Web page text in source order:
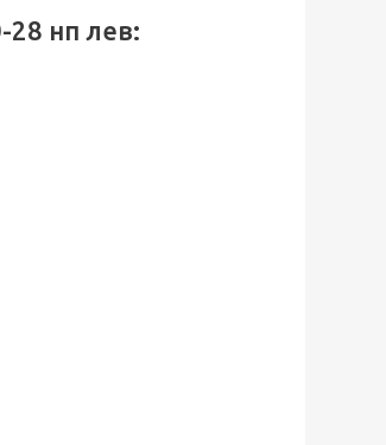
28 нп лев: